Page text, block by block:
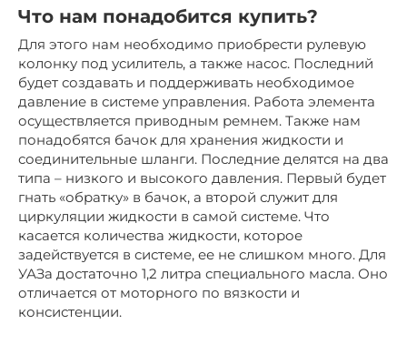
Что нам понадобится купить?
Для этого нам необходимо приобрести рулевую
колонку под усилитель, а также насос. Последний
будет создавать и поддерживать необходимое
давление в системе управления. Работа элемента
осуществляется приводным ремнем. Также нам
понадобятся бачок для хранения жидкости и
соединительные шланги. Последние делятся на два
типа – низкого и высокого давления. Первый будет
гнать «обратку» в бачок, а второй служит для
циркуляции жидкости в самой системе. Что
касается количества жидкости, которое
задействуется в системе, ее не слишком много. Для
УАЗа достаточно 1,2 литра специального масла. Оно
отличается от моторного по вязкости и
консистенции.